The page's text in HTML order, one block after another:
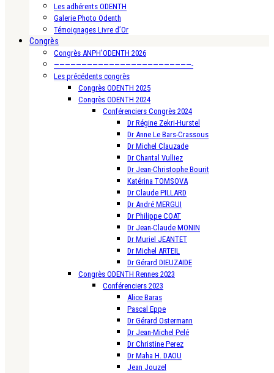
Les adhérents ODENTH
Galerie Photo Odenth
Témoignages Livre d’Or
Congrès
Congrès ANPH’ODENTH 2026
—————————————————————————-
Les précédents congrès
Congrès ODENTH 2025
Congrès ODENTH 2024
Conférenciers Congrès 2024
Dr Régine Zekri-Hurstel
Dr Anne Le Bars-Crassous
Dr Michel Clauzade
Dr Chantal Vulliez
Dr Jean-Christophe Bourit
Katérina TOMSOVA
Dr Claude PILLARD
Dr André MERGUI
Dr Philippe COAT
Dr Jean-Claude MONIN
Dr Muriel JEANTET
Dr Michel ARTEIL
Dr Gérard DIEUZAIDE
Congrès ODENTH Rennes 2023
Conférenciers 2023
Alice Baras
Pascal Eppe
Dr Gérard Ostermann
Dr Jean-Michel Pelé
Dr Christine Perez
Dr Maha H. DAOU
Jean Jouzel